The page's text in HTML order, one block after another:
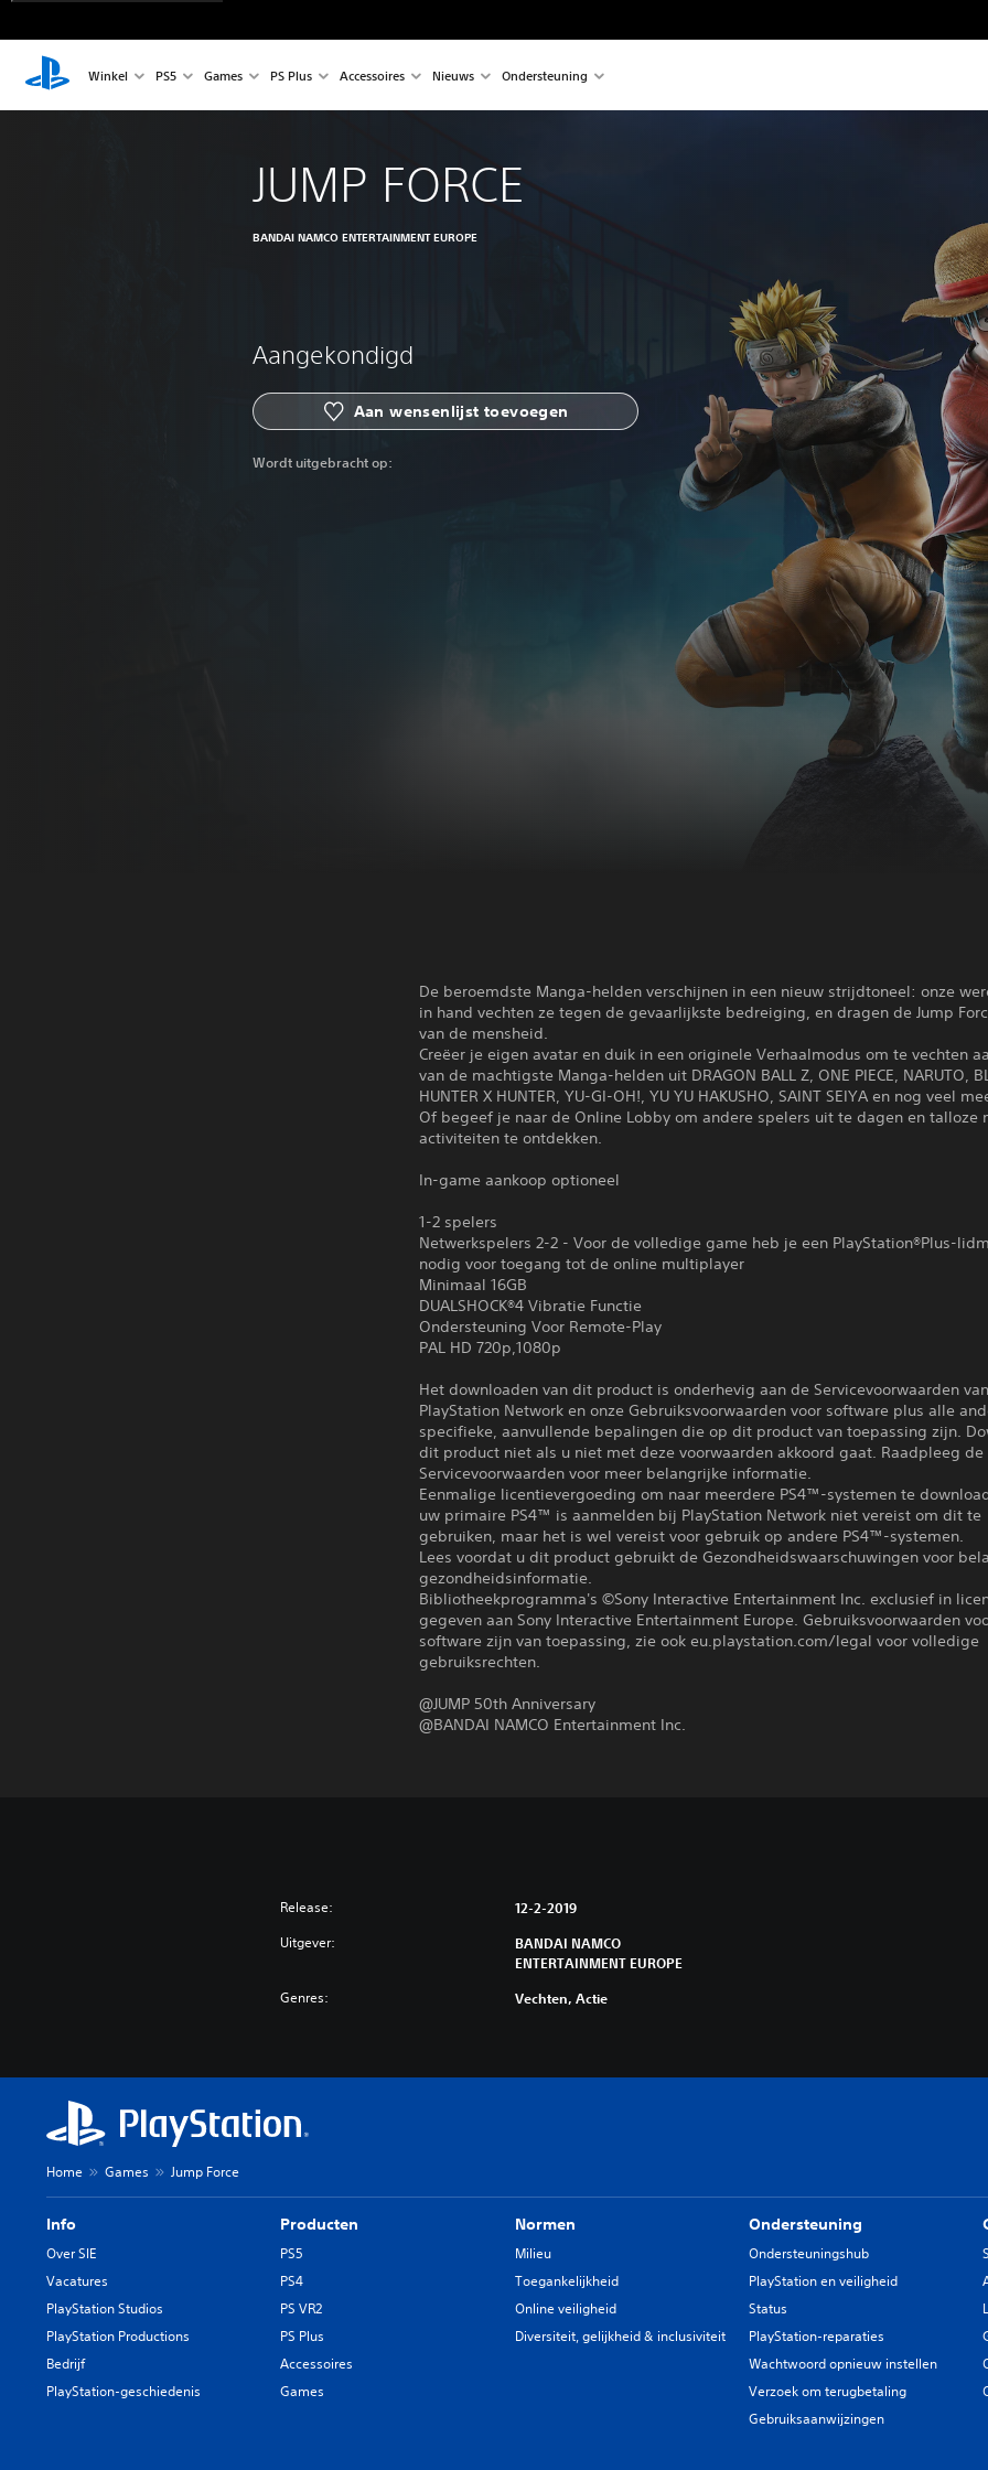
Winkel PS5 Games PS Plus Accessoires Nieuws Ondersteuning
JUMP FORCE
BANDAI NAMCO ENTERTAINMENT EUROPE
Aangekondigd
Aan wensenlijst toevoegen
Wordt uitgebracht op:
De beroemdste Manga-helden verschijnen in een nieuw strijdtoneel: onze
in hand vechten ze tegen de gevaarlijkste bedreiging, en dragen de Jump
van de mensheid.
Creëer je eigen avatar en duik in een originele Verhaalmodus om te vechten
van de machtigste Manga-helden uit DRAGON BALL Z, ONE PIECE, NARUTO,
HUNTER X HUNTER, YU-GI-OH!, YU YU HAKUSHO, SAINT SEIYA en nog veel
Of begeef je naar de Online Lobby om andere spelers uit te dagen en talloze
activiteiten te ontdekken.
In-game aankoop optioneel
1-2 spelers
Netwerkspelers 2-2 - Voor de volledige game heb je een PlayStation®Plus-
nodig voor toegang tot de online multiplayer
Minimaal 16GB
DUALSHOCK®4 Vibratie Functie
Ondersteuning Voor Remote-Play
PAL HD 720p,1080p
Het downloaden van dit product is onderhevig aan de Servicevoorwaarden van
PlayStation Network en onze Gebruiksvoorwaarden voor software plus alle
specifieke, aanvullende bepalingen die op dit product van toepassing zijn.
dit product niet als u niet met deze voorwaarden akkoord gaat. Raadpleeg de
Servicevoorwaarden voor meer belangrijke informatie.
Eenmalige licentievergoeding om naar meerdere PS4™-systemen te
uw primaire PS4™ is aanmelden bij PlayStation Network niet vereist om dit te
gebruiken, maar het is wel vereist voor gebruik op andere PS4™-systemen.
Lees voordat u dit product gebruikt de Gezondheidswaarschuwingen voor
gezondheidsinformatie.
Bibliotheekprogramma's ©Sony Interactive Entertainment Inc. exclusief in
gegeven aan Sony Interactive Entertainment Europe. Gebruiksvoorwaarden
software zijn van toepassing, zie ook eu.playstation.com/legal voor volledige
gebruiksrechten.
@JUMP 50th Anniversary
@BANDAI NAMCO Entertainment Inc.
Release: 12-2-2019
Uitgever:
BANDAI NAMCO
ENTERTAINMENT EUROPE
Genres: Vechten, Actie
Home Games Jump Force
Info
Over SIE
Vacatures
PlayStation Studios
PlayStation Productions
Bedrijf
PlayStation-geschiedenis
Producten
PS5
PS4
PS VR2
PS Plus
Accessoires
Games
Normen
Milieu
Toegankelijkheid
Online veiligheid
Diversiteit, gelijkheid & inclusiviteit
Ondersteuning
Ondersteuningshub
PlayStation en veiligheid
Status
PlayStation-reparaties
Wachtwoord opnieuw instellen
Verzoek om terugbetaling
Gebruiksaanwijzingen